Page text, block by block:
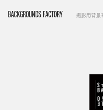
BACKGROUNDS FACTORY 撮影用背景